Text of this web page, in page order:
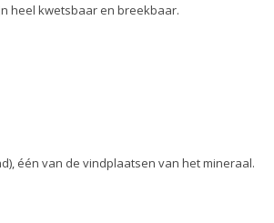
heel kwetsbaar en breekbaar.
één van de vindplaatsen van het mineraal.